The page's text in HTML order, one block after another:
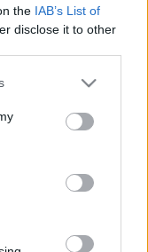
the IAB’s List of
disclose it to other
or more Google
You may click to
party tags to
in below Google
18:51
Dynamic
δυναμικό
χρεώσεις
- Στα